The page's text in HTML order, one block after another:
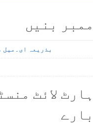
ممبر بنیں
بذریعہ ای۔میل
ہارٹ لائٹ
بارے